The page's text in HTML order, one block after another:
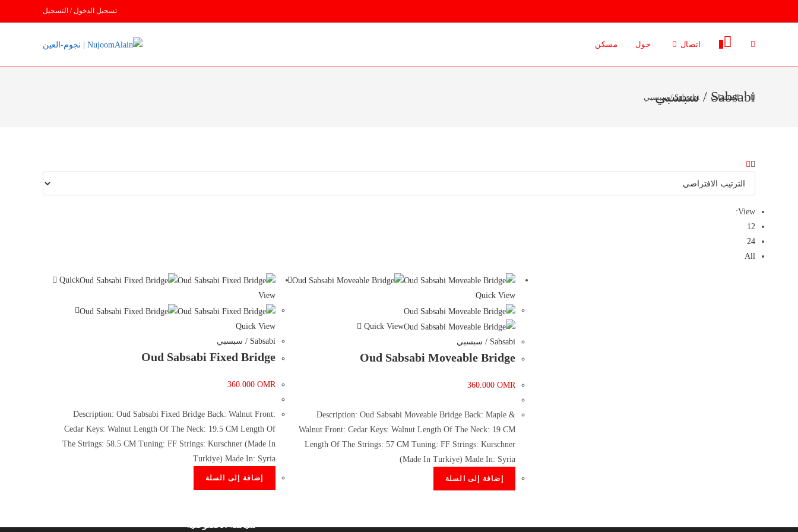
to
تسجيل الدخول / التسجيل
مسكن حول اتصال
Sabsabi / سبسبي
> المنتجات > Sabsabi / سبسبي
View:
12
24
All
Quick
View
Quick View
Sabsabi / سبسبي
Oud Sabsabi Fixed Bridge
360.000 OMR
Description: Oud Sabsabi Fixed Bridge Back: Walnut Front:
Cedar Keys: Walnut Length Of The Neck: 19.5 CM Length Of
The Strings: 58.5 CM Tuning: FF Strings: Kurschner (Made In
Turkiye) Made In: Syria
إضافة إلى السلة
Quick View
Quick View
Sabsabi / سبسبي
Oud Sabsabi Moveable Bridge
360.000 OMR
Description: Oud Sabsabi Moveable Bridge Back: Maple &
Walnut Front: Cedar Keys: Walnut Length Of The Neck: 19 CM
Length Of The Strings: 57 CM Tuning: FF Strings: Kurschner
(Made In Turkiye) Made In: Syria
إضافة إلى السلة
مسكن
حول
سياسة الخصوصية